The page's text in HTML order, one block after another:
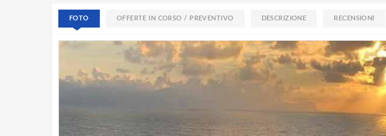
FOTO OFFERTE IN CORSO / PREVENTIVO DESCRIZIONE RECENSIONI